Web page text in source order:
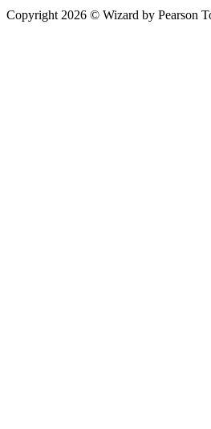
Copyright 2026 © Wizard by Pearson